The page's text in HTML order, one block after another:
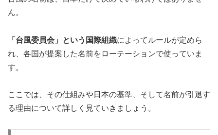
ん。
「台風委員会」という国際組織によってルールが定めら
れ、各国が提案した名前をローテーションで使っていま
す。
ここでは、その仕組みや日本の基準、そして名前が引退す
る理由について詳しく見ていきましょう。